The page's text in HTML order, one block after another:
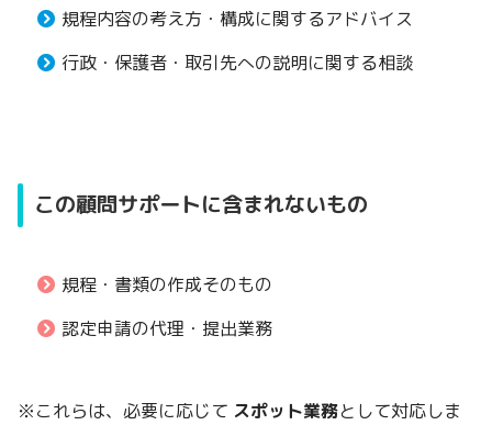
規程内容の考え方・構成に関するアドバイス
行政・保護者・取引先への説明に関する相談
この顧問サポートに含まれないもの
規程・書類の作成そのもの
認定申請の代理・提出業務
※これらは、必要に応じて スポット業務として対応しま